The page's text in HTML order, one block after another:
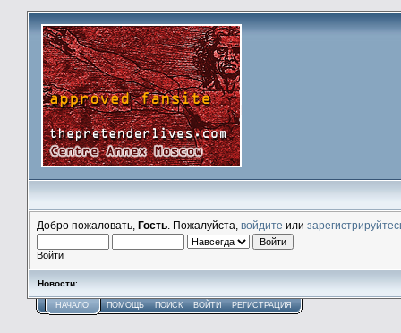
Добро пожаловать, Гость . Пожалуйста, войдите или
Войти
Новости:
НАЧАЛО ПОМОЩЬ ПОИСК ВОЙТИ РЕГИСТРАЦИЯ